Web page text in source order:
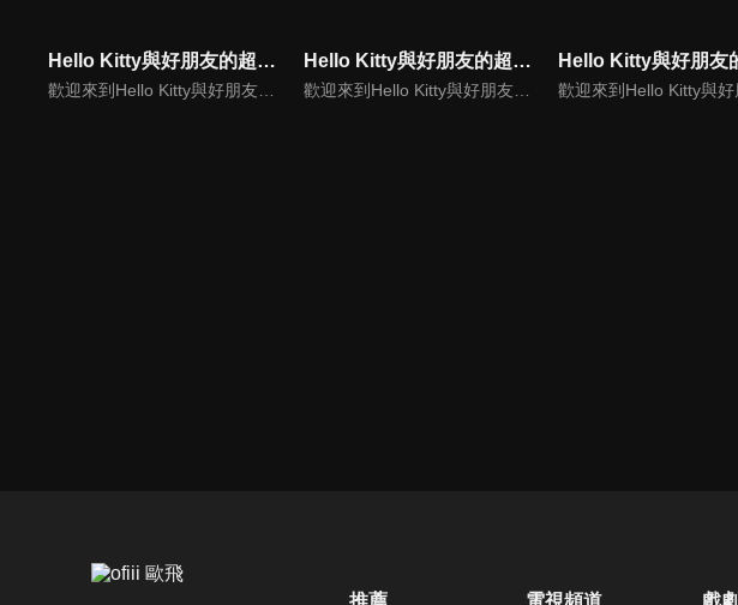
Hello Kitty與好朋友的超可愛大冒險S5(中文版)
歡迎來到Hello Kitty與好朋友的超可愛大冒險!與Hello Kitty, 大眼蛙, 酷企鵝, 美樂蒂, 布丁狗還有酷洛米, 準備和朋友們一起經歷有趣的冒險吧!
Hello Kitty與好朋友的超可愛大冒險S7(中文版)
歡迎來到Hello Kitty與好朋友的超可愛大冒險! 與Hello Kitty, 大眼蛙, 酷企鵝, 美樂蒂, 布丁狗還有酷洛米, 準備和朋友們一起經歷有趣的冒險吧!
推薦 電視頻道 戲劇